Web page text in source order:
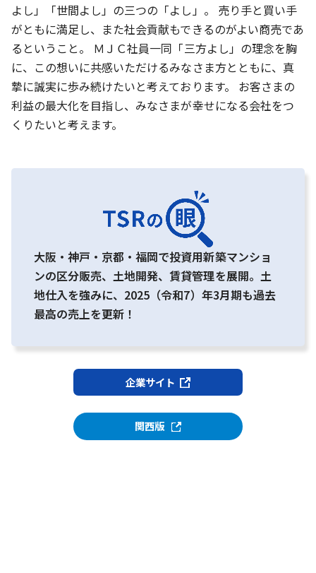
よし」「世間よし」の三つの「よし」。 売り手と買い手
がともに満足し、また社会貢献もできるのがよい商売であ
るということ。 ＭＪＣ社員一同「三方よし」の理念を胸
に、この想いに共感いただけるみなさま方とともに、真
摯に誠実に歩み続けたいと考えております。 お客さまの
利益の最大化を目指し、みなさまが幸せになる会社をつ
くりたいと考えます。
大阪・神戸・京都・福岡で投資用新築マンショ
ンの区分販売、土地開発、賃貸管理を展開。土
地仕入を強みに、2025（令和7）年3月期も過去
最高の売上を更新！
企業サイト
関西版